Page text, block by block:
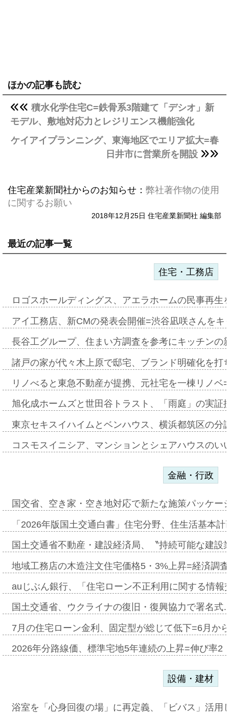
ほかの記事も読む
積水化学住宅C=鉄骨系3階建て「デシオ」新
モデル、敷地対応力とレジリエンス機能強化
ケイアイプランニング、東海地区でエリア拡大=春
日井市に営業所を開設
住宅産業新聞社からのお知らせ： 弊社著作物の使用
に関するお願い
2018年12月25日 住宅産業新聞社 編集部
最近の記事一覧
住宅・工務店
ロゴスホールディングス、アエラホームの民事再
アイ工務店、新CMの発表会開催=渋谷凪咲さんを
長谷工グループ、住まい方調査を参考にキッチン
諸戸の家が代々木上原で邸宅、ブランド明確化を
リノべると東急不動産が提携、元社宅を一棟リノ
旭化成ホームズと世田谷トラスト、「雨庭」の実
東京セキスイハイムとベンハウス、横浜都筑区の
コスモスイニシア、マンションとシェアハウスの
金融・行政
国交省、空き家・空き地対応で新たな施策パッケ
「2026年版国土交通白書」住宅分野、住生活基本
国土交通省不動産・建設経済局、〝持続可能な建
地域工務店の木造注文住宅価格5・3%上昇=経済調
auじぶん銀行、「住宅ローン不正利用に関する情
国土交通省、ウクライナの復旧・復興協力で署名
7月の住宅ローン金利、固定型が総じて低下=6月か
2026年分路線価、標準宅地5年連続の上昇=伸び率
設備・建材
浴室を「心身回復の場」に再定義、「ビバス」活